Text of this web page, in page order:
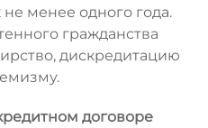
менее одного года.
гражданства
дискредитацию
договоре